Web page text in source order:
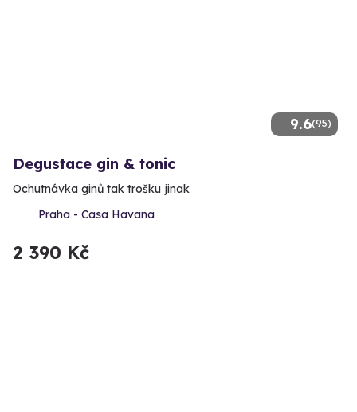
9.6(95)
Degustace gin & tonic
Ochutnávka ginů tak trošku jinak
Praha - Casa Havana
2 390 Kč